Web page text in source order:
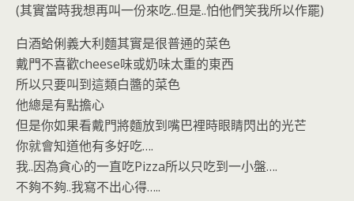
(其實當時我想再叫一份來吃..但是..怕他們笑我所以作罷)
白酒蛤俐義大利麵其實是很普通的菜色
戴門不喜歡cheese味或奶味太重的東西
所以只要叫到這類白醬的菜色
他總是有點擔心
但是你如果看戴門將麵放到嘴巴裡時眼睛閃出的光芒
你就會知道他有多好吃….
我..因為貪心的一直吃Pizza所以只吃到一小盤….
不夠不夠..我寫不出心得…..